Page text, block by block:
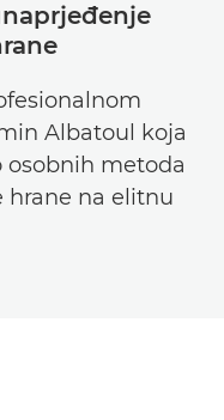
Albatoul koja
osobnih metoda
hrane na elitnu